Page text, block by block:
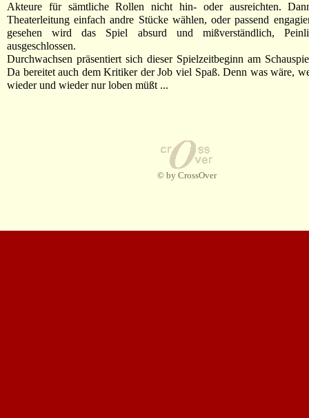
Akteure für sämtliche Rollen nicht hin- oder ausreichten.
Theaterleitung einfach andre Stücke wählen, oder passend
gesehen wird das Spiel absurd und mißverständlich,
ausgeschlossen.
Durchwachsen präsentiert sich dieser Spielzeitbeginn am
Da bereitet auch dem Kritiker der Job viel Spaß. Denn was wäre,
wieder und wieder nur loben müßt ...
© by CrossOver